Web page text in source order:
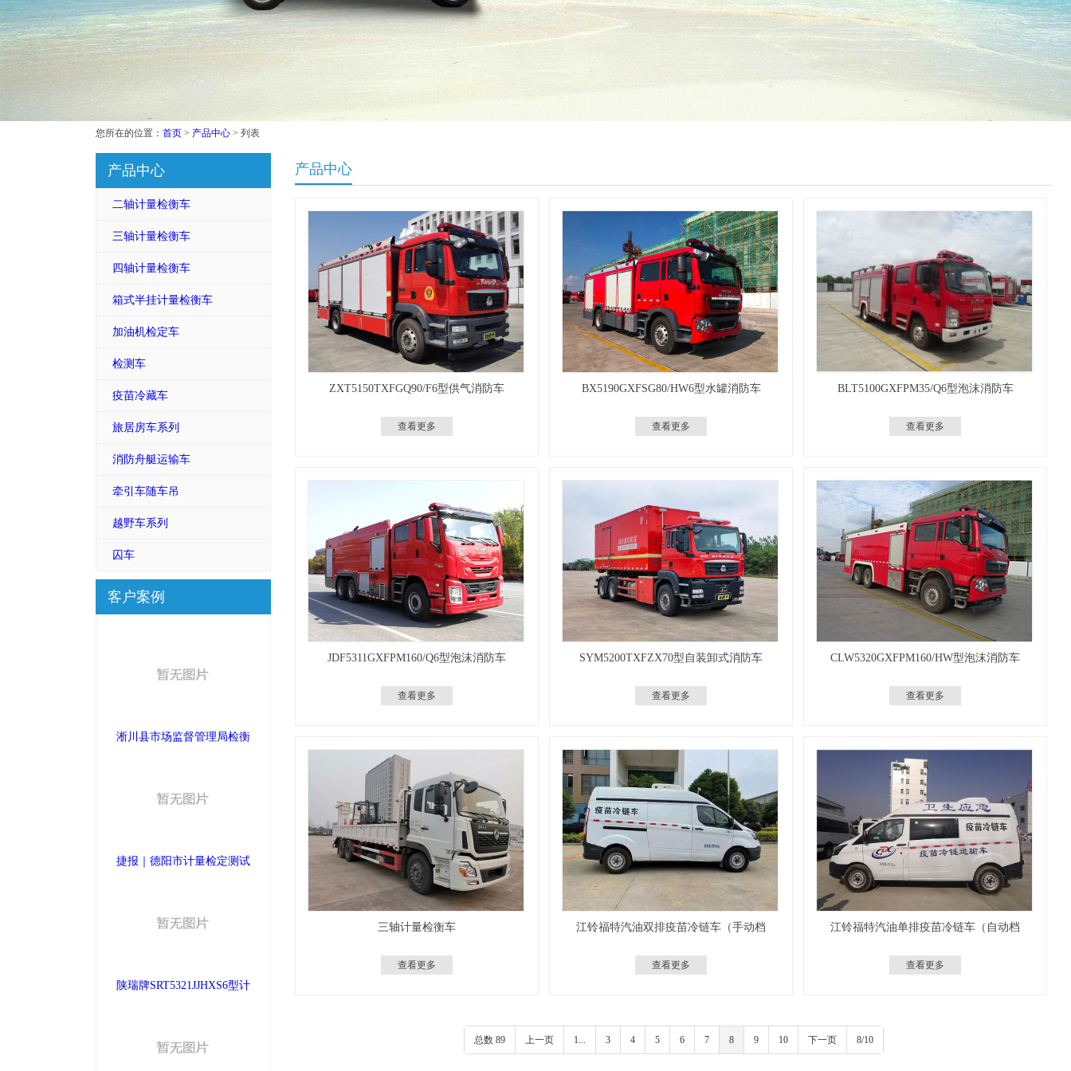
您所在的位置： 首页 > 产品中心 > 列表
产品中心
二轴计量检衡车
三轴计量检衡车
四轴计量检衡车
箱式半挂计量检衡车
加油机检定车
检测车
疫苗冷藏车
旅居房车系列
消防舟艇运输车
牵引车随车吊
越野车系列
囚车
客户案例
淅川县市场监督管理局检衡
捷报｜德阳市计量检定测试
陕瑞牌SRT5321JJHXS6型计
产品中心
ZXT5150TXFGQ90/F6型供气消防车
查看更多
BX5190GXFSG80/HW6型水罐消防车
查看更多
BLT5100GXFPM35/Q6型泡沫消防车
查看更多
JDF5311GXFPM160/Q6型泡沫消防车
查看更多
SYM5200TXFZX70型自装卸式消防车
查看更多
CLW5320GXFPM160/HW型泡沫消防车
查看更多
三轴计量检衡车
查看更多
江铃福特汽油双排疫苗冷链车（手动档
查看更多
江铃福特汽油单排疫苗冷链车（自动档
查看更多
总数 89 上一页 1... 3 4 5 6 7 8 9 10 下一页 8/10